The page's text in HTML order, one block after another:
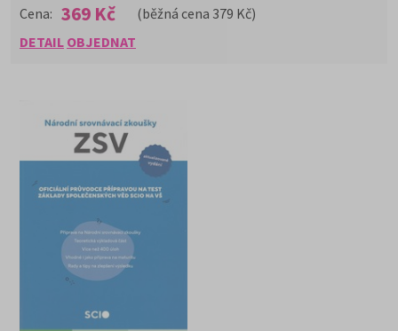
Cena: 369 Kč
(běžná cena 379 Kč)
DETAIL OBJEDNAT